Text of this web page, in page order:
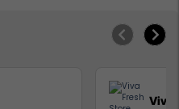
Viva